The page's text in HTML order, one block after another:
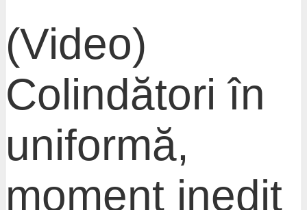
(Video)
Colindători în
uniformă,
moment inedit